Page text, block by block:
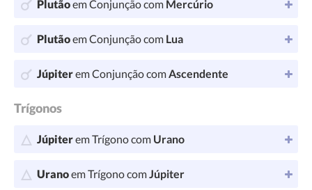
Plutãoem Conjunção com Mercúrio
Plutãoem Conjunção com Lua
Júpiterem Conjunção comAscendente
Trígonos
Júpiterem Trígono com Urano
Uranoem Trígono comJúpiter